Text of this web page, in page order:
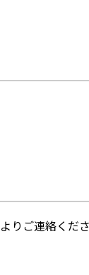
よりご連絡くだ